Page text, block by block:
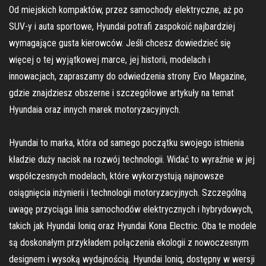
Od miejskich kompaktów, przez samochody elektryczne, aż po
SUV-y i auta sportowe, Hyundai potrafi zaspokoić najbardziej
wymagające gusta kierowców. Jeśli chcesz dowiedzieć się
więcej o tej wyjątkowej marce, jej historii, modelach i
innowacjach, zapraszamy do odwiedzenia strony Evo Magazine,
gdzie znajdziesz obszerne i szczegółowe artykuły na temat
Hyundaia oraz innych marek motoryzacyjnych.
Hyundai to marka, która od samego początku swojego istnienia
kładzie duży nacisk na rozwój technologii. Widać to wyraźnie w jej
współczesnych modelach, które wykorzystują najnowsze
osiągnięcia inżynierii i technologii motoryzacyjnych. Szczególną
uwagę przyciąga linia samochodów elektrycznych i hybrydowych,
takich jak Hyundai Ioniq oraz Hyundai Kona Electric. Oba te modele
są doskonałym przykładem połączenia ekologii z nowoczesnym
designem i wysoką wydajnością. Hyundai Ioniq, dostępny w wersji